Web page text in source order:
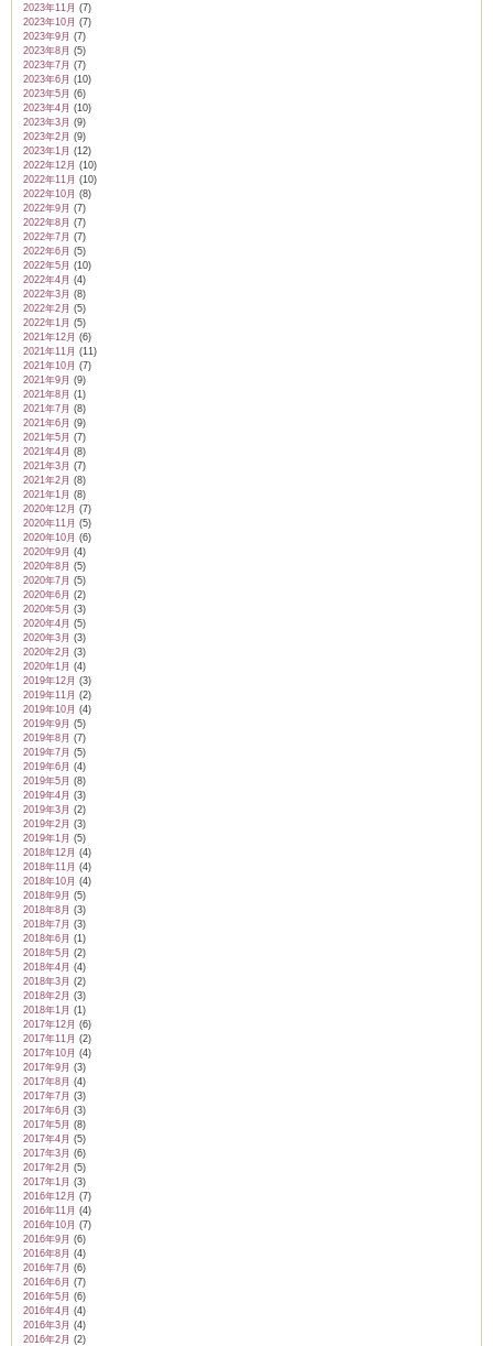
2023年11月 (7)
2023年10月 (7)
2023年9月 (7)
2023年8月 (5)
2023年7月 (7)
2023年6月 (10)
2023年5月 (6)
2023年4月 (10)
2023年3月 (9)
2023年2月 (9)
2023年1月 (12)
2022年12月 (10)
2022年11月 (10)
2022年10月 (8)
2022年9月 (7)
2022年8月 (7)
2022年7月 (7)
2022年6月 (5)
2022年5月 (10)
2022年4月 (4)
2022年3月 (8)
2022年2月 (5)
2022年1月 (5)
2021年12月 (6)
2021年11月 (11)
2021年10月 (7)
2021年9月 (9)
2021年8月 (1)
2021年7月 (8)
2021年6月 (9)
2021年5月 (7)
2021年4月 (8)
2021年3月 (7)
2021年2月 (8)
2021年1月 (8)
2020年12月 (7)
2020年11月 (5)
2020年10月 (6)
2020年9月 (4)
2020年8月 (5)
2020年7月 (5)
2020年6月 (2)
2020年5月 (3)
2020年4月 (5)
2020年3月 (3)
2020年2月 (3)
2020年1月 (4)
2019年12月 (3)
2019年11月 (2)
2019年10月 (4)
2019年9月 (5)
2019年8月 (7)
2019年7月 (5)
2019年6月 (4)
2019年5月 (8)
2019年4月 (3)
2019年3月 (2)
2019年2月 (3)
2019年1月 (5)
2018年12月 (4)
2018年11月 (4)
2018年10月 (4)
2018年9月 (5)
2018年8月 (3)
2018年7月 (3)
2018年6月 (1)
2018年5月 (2)
2018年4月 (4)
2018年3月 (2)
2018年2月 (3)
2018年1月 (1)
2017年12月 (6)
2017年11月 (2)
2017年10月 (4)
2017年9月 (3)
2017年8月 (4)
2017年7月 (3)
2017年6月 (3)
2017年5月 (8)
2017年4月 (5)
2017年3月 (6)
2017年2月 (5)
2017年1月 (3)
2016年12月 (7)
2016年11月 (4)
2016年10月 (7)
2016年9月 (6)
2016年8月 (4)
2016年7月 (6)
2016年6月 (7)
2016年5月 (6)
2016年4月 (4)
2016年3月 (4)
2016年2月 (2)